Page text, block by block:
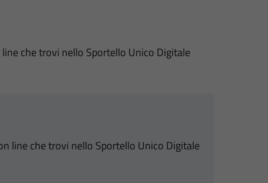
che trovi nello Sportello Unico Digitale
line che trovi nello Sportello Unico Digitale